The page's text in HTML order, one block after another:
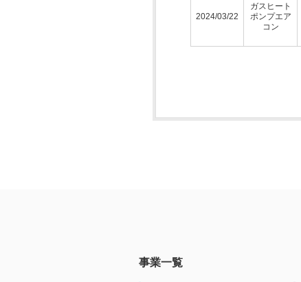
2024/03/22
ガスヒート
ポンプエア
コン
事業一覧